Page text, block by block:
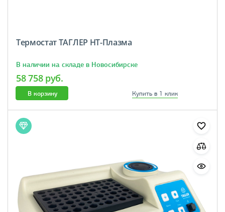
Термостат ТАГЛЕР НТ-Плазма
В наличии на складе в Новосибирске
58 758 руб.
В корзину Купить в 1 клик